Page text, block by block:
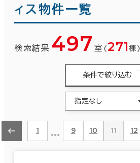
ィス物件一覧
検索結果 497 室 ( 271棟)
条件で絞り込む
1 … 9 10 11 12